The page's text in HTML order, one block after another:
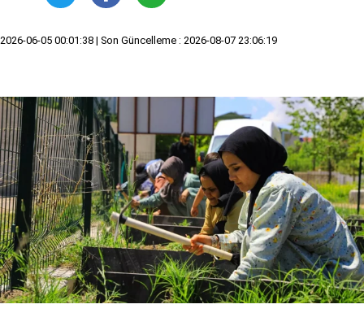
2026-06-05 00:01:38 | Son Güncelleme : 2026-08-07 23:06:19